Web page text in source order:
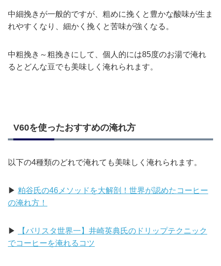
中細挽きが一般的ですが、粗めに挽くと豊かな酸味が生ま
れやすくなり、細かく挽くと苦味が強くなる。
中粗挽き～粗挽きにして、個人的には85度のお湯で淹れ
るとどんな豆でも美味しく淹れられます。
V60を使ったおすすめの淹れ方
以下の4種類のどれで淹れても美味しく淹れられます。
▶ 粕谷氏の46メソッドを大解剖！世界が認めたコーヒー
の淹れ方！
▶
【バリスタ世界一】井崎英典氏のドリップテクニック
でコーヒーを淹れるコツ